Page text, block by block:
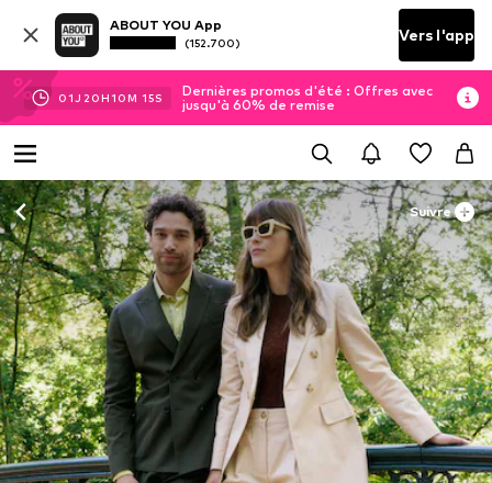
ABOUT YOU App
(152.700) Vers l'app
01J 20H10M 14S
Dernières promos d'été : Offres avec
jusqu'à 60% de remise
Suivre